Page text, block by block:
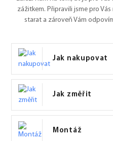
zážitkem. Připravili jsme pro
starat a zároveň Vám
Jak nakupovat
Jak změřit
Montáž